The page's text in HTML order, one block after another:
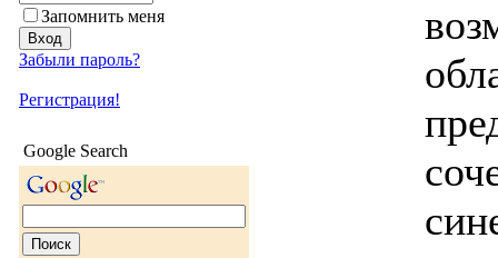
Запомнить меня
Забыли пароль?
Регистрация!
Google Search